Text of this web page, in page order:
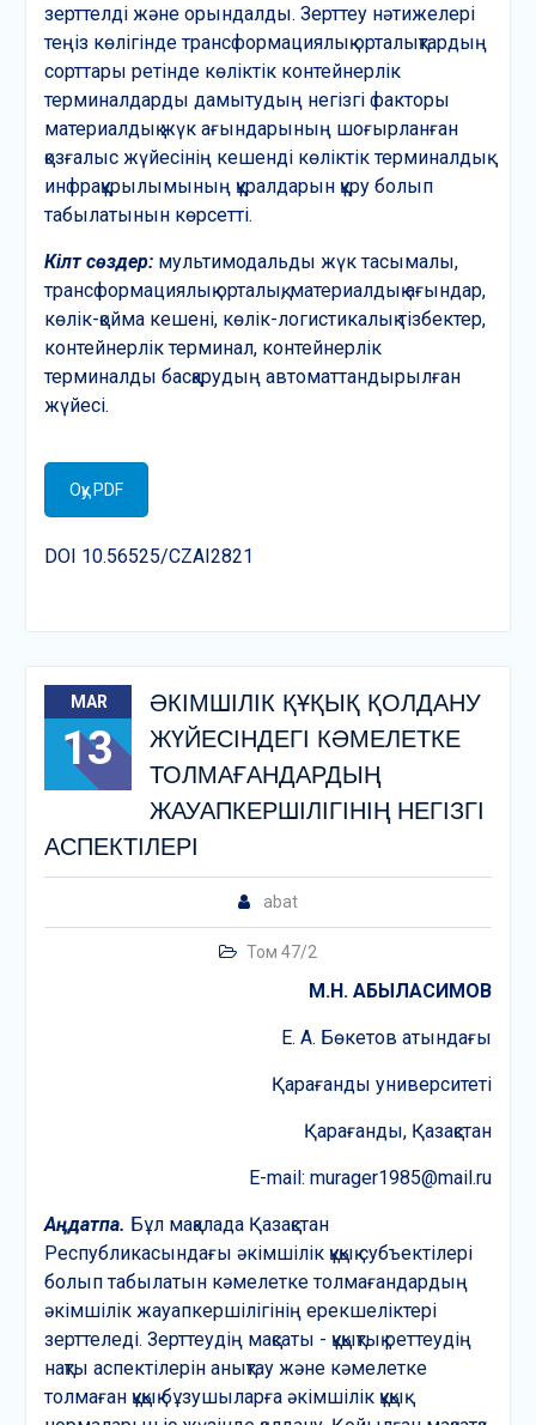
зерттелді және орындалды. Зерттеу нәтижелері
теңіз көлігінде трансформациялық орталықтардың
сорттары ретінде көліктік контейнерлік
терминалдарды дамытудың негізгі факторы
материалдық жүк ағындарының шоғырланған
қозғалыс жүйесінің кешенді көліктік терминалдық
инфрақұрылымының құралдарын құру болып
табылатынын көрсетті.
Кілт сөздер:мультимодальды жүк тасымалы,
трансформациялық орталық, материалдық ағындар,
көлік-қойма кешені, көлік-логистикалық тізбектер,
контейнерлік терминал, контейнерлік
терминалды басқарудың автоматтандырылған
жүйесі.
Оқу PDF
DOI 10.56525/CZAI2821
MAR
13
ӘКІМШІЛІК ҚҰҚЫҚ ҚОЛДАНУ
ЖҮЙЕСІНДЕГІ КӘМЕЛЕТКЕ
ТОЛМАҒАНДАРДЫҢ
ЖАУАПКЕРШІЛІГІНІҢ НЕГІЗГІ
АСПЕКТІЛЕРІ
abat
Том 47/2
М.Н. АБЫЛАСИМОВ
Е. А. Бөкетов атындағы
Қарағанды университеті
Қарағанды, Қазақстан
E-mail: murager1985@mail.ru
Аңдатпа. Бұл мақалада Қазақстан
Республикасындағы әкімшілік құқық субъектілері
болып табылатын кәмелетке толмағандардың
әкімшілік жауапкершілігінің ерекшеліктері
зерттеледі. Зерттеудің мақсаты - құқықтық реттеудің
нақты аспектілерін анықтау және кәмелетке
толмаған құқық бұзушыларға әкімшілік құқық